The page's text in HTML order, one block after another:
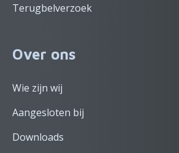
Terugbelverzoek
Over ons
Wie zijn wij
Aangesloten bij
Downloads